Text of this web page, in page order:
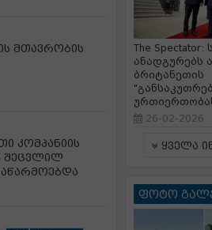
მთავრობის
კომპანიის
შეცვლილ
The Spectator:
ანადგურებს
ბრიტანეთის
26-02-2026
ყველა
ფოტო